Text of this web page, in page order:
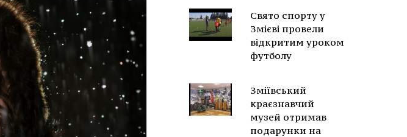
Свято спорту у
Змієві провели
відкритим уроком
футболу
Зміївський
краєзнавчий
музей отримав
подарунки на